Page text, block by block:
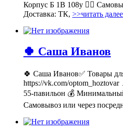
Корпус Б 1В 108у 🚶‍♂
Доставка: ТК, >>читать
🍀 Саша Иванов
🍀 Саша Иванов✅ Товары
https://vk.com/
55-павильон 💰
Самовывоз или через